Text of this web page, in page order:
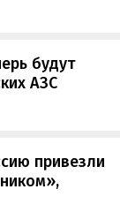
будут
АЗС
привезли